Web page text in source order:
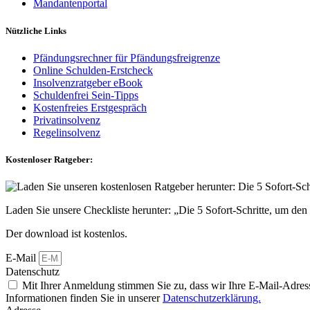
Mandantenportal
Nützliche Links
Pfändungsrechner für Pfändungsfreigrenze
Online Schulden-Erstcheck
Insolvenzratgeber eBook
Schuldenfrei Sein-Tipps
Kostenfreies Erstgespräch
Privatinsolvenz
Regelinsolvenz
Kostenloser Ratgeber:
Laden Sie unsere Checkliste herunter: „Die 5 Sofort-Schritte, um
Der download ist kostenlos.
E-Mail
Datenschutz
Mit Ihrer Anmeldung stimmen Sie zu, dass wir Ihre E-Mail-
Informationen finden Sie in unsererDatenschutzerklärung.